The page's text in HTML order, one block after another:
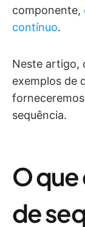
componente,
contínuo.
Neste artigo,
exemplos de
sequência.
O que
de